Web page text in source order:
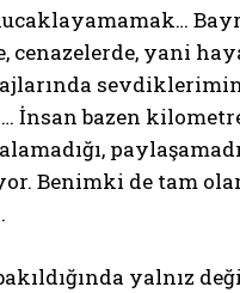
cenazelerde, yani
İnsan bazen
Benimki de tam
yalnız